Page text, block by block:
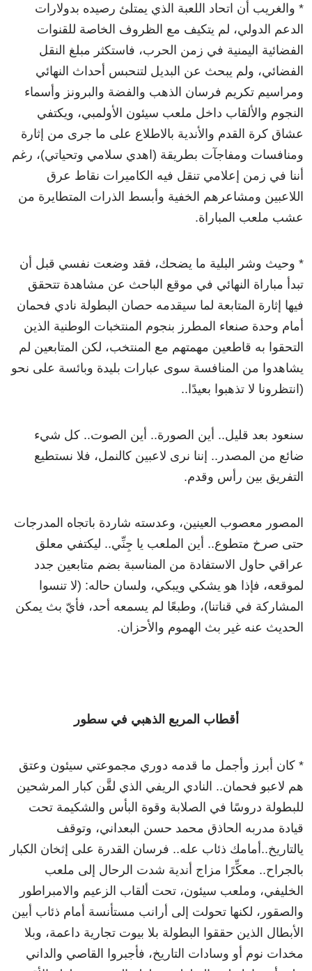
* والغريب أن اتحاد اللعبة الذي يمتلئ رصيده بدولارات
الدعم الدولي، لم يتكيف مع الظروف الخاصة للقنوات
الفضائية اليمنية في زمن الحرب، فاستكثر مبلغ النقل
الفضائي، ولم يبحث عن البديل لتنحبس أحداث النهائي
ومراسيم تكريم فرسان الذهب والفضة والبرونز وأسماء
النجوم والألقاب داخل ملعب سيئون الأولمبي، ويكتفي
عشاق كرة القدم والأندية بالاطلاع على ما جرى من إثارة
ومنافسات ومفاجآت بطريقة (اهدي سلامي وتحياتي)، رغم
أننا في زمن إعلامي تنقل فيه الكاميرات نقاط عرق
اللاعبين ومشاعرهم الخفية وأبسط الذرات المتطايرة من
عشب ملعب المباراة.
* وحيث وشر البلية ما يضحك، فقد وضعت نفسي قبل أن
تبدأ مباراة النهائي في موقع الباحث عن مشاهدة تتحقق
فيها إثارة المتابعة لما سيقدمه حصان البطولة نادي فحمان
أمام وحدة صنعاء المطرز بنجوم المنتخبات الوطنية الذين
التحقوا به قاطعين مهمتهم مع المنتخب، لكن المتابعين لم
يشاهدوا من المنافسة سوى عبارات بليدة وبائسة على نحو
(انتظرونا لا تذهبوا بعيدًا..
سنعود بعد قليل.. أين الصورة.. أين الصوت.. كل شيء
ضائع من المصدر.. إننا نرى لاعبين كالنمل، فلا نستطيع
التفريق بين رأس وقدم.
المصور معصوب العينين، وعدسته شاردة باتجاه المدرجات
حتى صرخ متطوع.. أين الملعب يا جِنِّي.. ليكتفي معلق
عراقي حاول الاستفادة من المناسبة بضم متابعين جدد
لموقعه، فإذا هو يشكي ويبكي، ولسان حاله: (لا تنسوا
المشاركة في قناتنا)، وطبعًا لم يسمعه أحد، فأيّ بث يمكن
الحديث عنه غير بث الهموم والأحزان.
أقطاب المربع الذهبي في سطور
* كان أبرز وأجمل ما قدمه دوري مجموعتي سيئون وعتق
هم لاعبو فحمان.. النادي الريفي الذي لقَّن كبار المرشحين
للبطولة دروسًا في الصلابة وقوة البأس والشكيمة تحت
قيادة مدربه الحاذق محمد حسن البعداني، وتوقف
يالتاريخ..أمامك ذئاب عله.. فرسان القدرة على إثخان الكبار
بالجراح.. معكِّرًا مزاج أندية شدت الرحال إلى ملعب
الخليفي، وملعب سيئون، تحت ألقاب الزعيم والامبراطور
والصقور، لكنها تحولت إلى أرانب مستأنسة أمام ذئاب أبين
الأبطال الذين حققوا البطولة بلا بيوت تجارية داعمة، وبلا
مخدات نوم أو وسادات التاريخ، فأجبروا القاصي والداني